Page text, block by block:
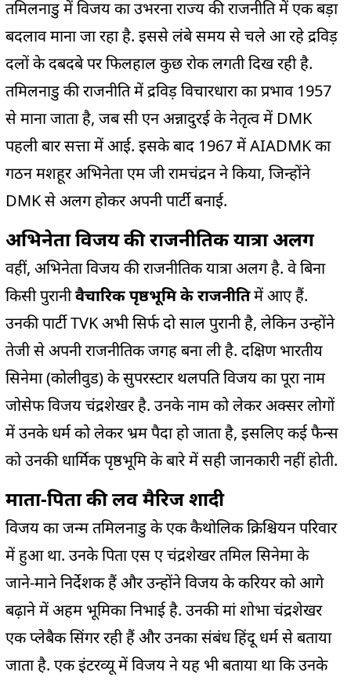
तमिलनाडु में विजय का उभरना राज्य की राजनीति में एक बड़ा
बदलाव माना जा रहा है. इससे लंबे समय से चले आ रहे द्रविड़
दलों के दबदबे पर फिलहाल कुछ रोक लगती दिख रही है.
तमिलनाडु की राजनीति में द्रविड़ विचारधारा का प्रभाव 1957
से माना जाता है, जब सी एन अन्नादुरई के नेतृत्व में DMK
पहली बार सत्ता में आई. इसके बाद 1967 में AIADMK का
गठन मशहूर अभिनेता एम जी रामचंद्रन ने किया, जिन्होंने
DMK से अलग होकर अपनी पार्टी बनाई.
अभिनेता विजय की राजनीतिक यात्रा अलग
वहीं, अभिनेता विजय की राजनीतिक यात्रा अलग है. वे बिना
किसी पुरानीवैचारिक पृष्ठभूमि के राजनीतिमें आए हैं.
उनकी पार्टी TVK अभी सिर्फ दो साल पुरानी है, लेकिन उन्होंने
तेजी से अपनी राजनीतिक जगह बना ली है. दक्षिण भारतीय
सिनेमा (कोलीवुड) के सुपरस्टार थलपति विजय का पूरा नाम
जोसेफ विजय चंद्रशेखर है. उनके नाम को लेकर अक्सर लोगों
में उनके धर्म को लेकर भ्रम पैदा हो जाता है, इसलिए कई फैन्स
को उनकी धार्मिक पृष्ठभूमि के बारे में सही जानकारी नहीं होती.
माता-पिता की लव मैरिज शादी
विजय का जन्म तमिलनाडु के एक कैथोलिक क्रिश्चियन परिवार
में हुआ था. उनके पिता एस ए चंद्रशेखर तमिल सिनेमा के
जाने-माने निर्देशक हैं और उन्होंने विजय के करियर को आगे
बढ़ाने में अहम भूमिका निभाई है. उनकी मां शोभा चंद्रशेखर
एक प्लेबैक सिंगर रही हैं और उनका संबंध हिंदू धर्म से बताया
जाता है. एक इंटरव्यू में विजय ने यह भी बताया था कि उनके